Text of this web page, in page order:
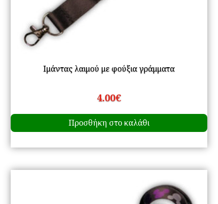
Ιμάντας λαιμού με φούξια γράμματα
4.00€
Προσθήκη στο καλάθι